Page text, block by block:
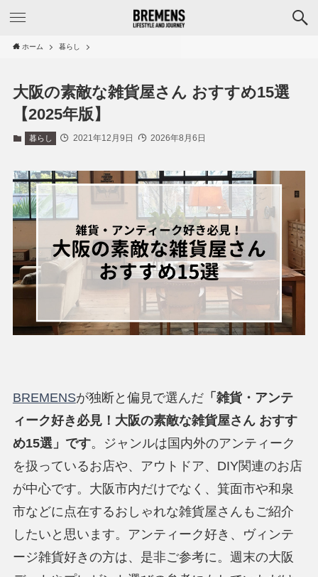
ホーム 暮らし
大阪の素敵な雑貨屋さん おすすめ15選
【2025年版】
暮らし 2021年12月9日 2026年8月6日
BREMENSが独断と偏見で選んだ「 雑貨・アンテ
ィーク好き必見！ 大阪の素敵な雑貨屋さん おすす
め15選」です。ジャンルは国内外のアンティーク
を扱っているお店や、アウトドア、DIY関連のお店
が中心です。大阪市内だけでなく、箕面市や和泉
市などに点在するおしゃれな雑貨屋さんもご紹介
したいと思います。アンティーク好き、ヴィンテ
ージ雑貨好きの方は、是非ご参考に。週末の大阪